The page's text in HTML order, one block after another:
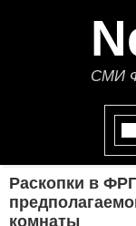
СМИ
Раскопки в
комнаты